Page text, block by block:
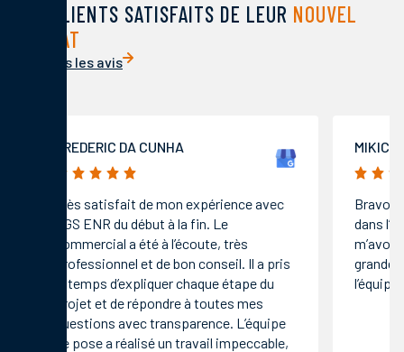
DES CLIENTS SATISFAITS DE LEUR NOUVEL
HABITAT
Voir tous les avis
FREDERIC DA CUNHA
5/5
Très satisfait de mon expérience avec
AGS ENR du début à la fin. Le
commercial a été à l’écoute, très
professionnel et de bon conseil. Il a pris
le temps d’expliquer chaque étape du
projet et de répondre à toutes mes
questions avec transparence. L’équipe
de pose a réalisé un travail impeccable,
MIKIC
5/5
Bravo
dans
grande
l’équipe.